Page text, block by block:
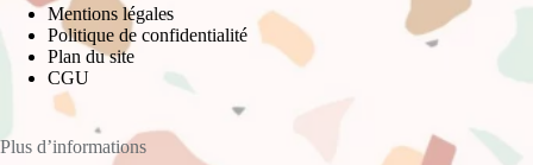
Mentions légales
Politique de confidentialité
Plan du site
CGU
Plus d’informations